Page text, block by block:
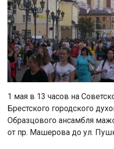
1 мая в 13 часов на
Брестского городского
Образцового ансамбля
от пр. Машерова до ул.